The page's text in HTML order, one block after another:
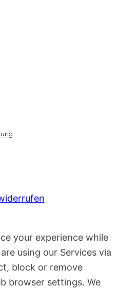
your experience while
using our Services via
block or remove
browser settings. We